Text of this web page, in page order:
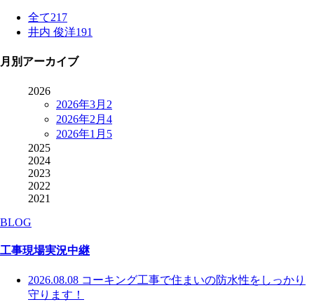
全て217
井内 俊洋191
月別アーカイブ
2026
2026年3月 2
2026年2月 4
2026年1月 5
2025
2024
2023
2022
2021
BLOG
工事現場実況中継
2026.08.08 コーキング工事で住まいの防水性をしっかり
守ります！